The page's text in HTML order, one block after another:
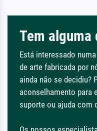
Tem alguma
Está interessado
de arte fabricada por
ainda não se decidiu?
aconselhamento para
suporte ou ajuda com